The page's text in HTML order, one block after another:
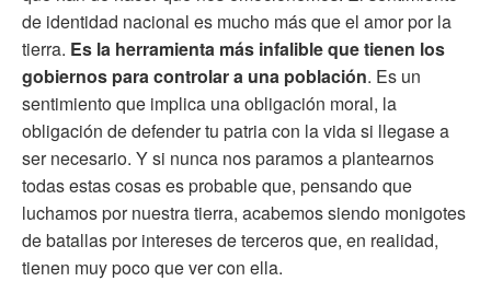
de identidad nacional es mucho más que el amor por la
tierra. Es la herramienta más infalible que tienen los
gobiernos para controlar a una población. Es un
sentimiento que implica una obligación moral, la
obligación de defender tu patria con la vida si llegase a
ser necesario. Y si nunca nos paramos a plantearnos
todas estas cosas es probable que, pensando que
luchamos por nuestra tierra, acabemos siendo monigotes
de batallas por intereses de terceros que, en realidad,
tienen muy poco que ver con ella.